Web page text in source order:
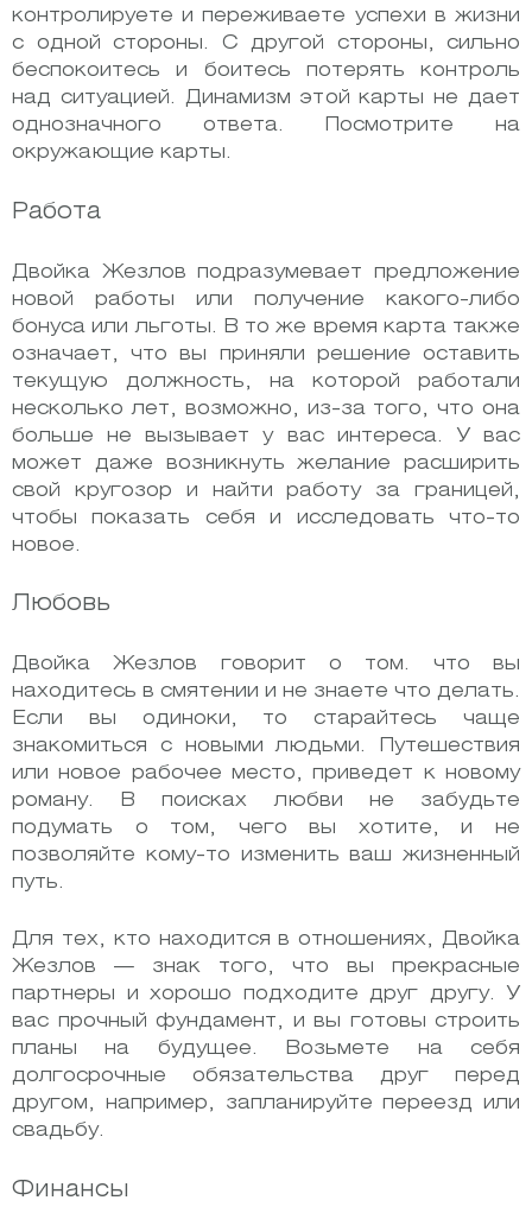
контролируете и переживаете успехи в жизни
с одной стороны. С другой стороны, сильно
беспокоитесь и боитесь потерять контроль
над ситуацией. Динамизм этой карты не дает
однозначного ответа. Посмотрите на
окружающие карты.
Работа
Двойка Жезлов подразумевает предложение
новой работы или получение какого-либо
бонуса или льготы.
В то же время карта также
означает, что вы приняли решение оставить
текущую должность, на которой работали
несколько лет, возможно, из-за того, что она
больше не вызывает у вас интереса.
У вас
может даже возникнуть желание расширить
свой кругозор и найти работу за границей,
чтобы показать себя и исследовать что-то
новое.
Любовь
Двойка Жезлов говорит о том. что вы
находитесь в смятении и не знаете что делать.
Если вы одиноки, то старайтесь чаще
знакомиться с новыми людьми. Путешествия
или новое рабочее место, приведет к новому
роману. В поисках любви не забудьте
подумать о том, чего вы хотите, и не
позволяйте кому-то изменить ваш жизненный
путь.
Для тех, кто находится в отношениях, Двойка
Жезлов — знак того, что вы прекрасные
партнеры и хорошо подходите друг другу. У
вас прочный фундамент, и вы готовы строить
планы на будущее. Возьмете на себя
долгосрочные обязательства друг перед
другом, например, запланируйте переезд или
свадьбу.
Финансы